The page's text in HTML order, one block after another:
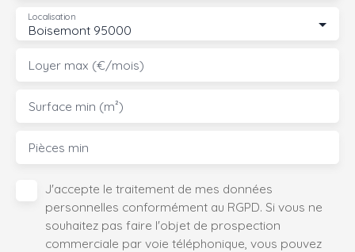
Boisemont 95000
Localisation
Loyer max (€/mois)
Surface min (m²)
Pièces min
J'accepte le traitement de mes données
personnelles conformément au RGPD. Si vous ne
souhaitez pas faire l'objet de prospection
commerciale par voie téléphonique, vous pouvez